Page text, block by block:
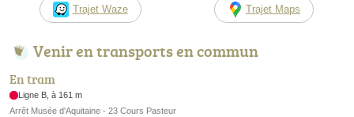
Trajet Waze Trajet Maps
Venir en transports en commun
En tram
Ligne B, à 161 m
Arrêt Musée d'Aquitaine - 23 Cours Pasteur